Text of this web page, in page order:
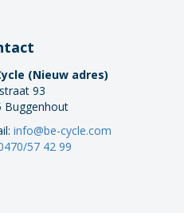
(Nieuw adres)
93
Buggenhout
info@be-cycle.com
57 42 99